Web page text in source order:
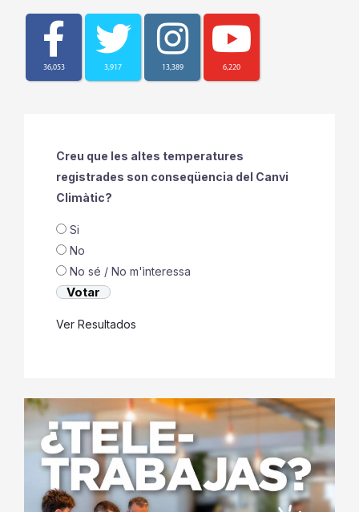
36,053 3,917 13,389 6,220
Creu que les altes temperatures
registrades son conseqüencia del Canvi
Climàtic?
Si
No
No sé / No m'ìnteressa
Ver Resultados